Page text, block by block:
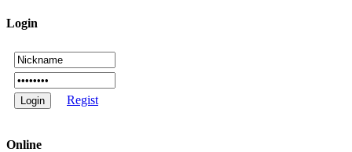
Login
Regist
Online